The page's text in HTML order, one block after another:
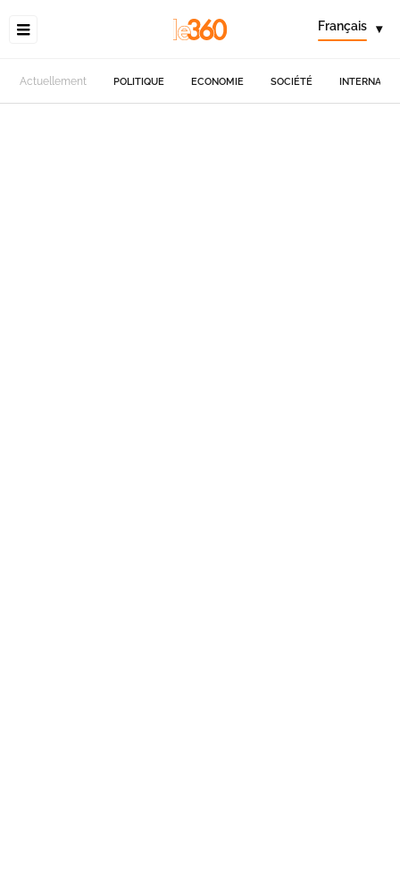
Français ▾
Actuellement POLITIQUE ECONOMIE SOCIÉTÉ